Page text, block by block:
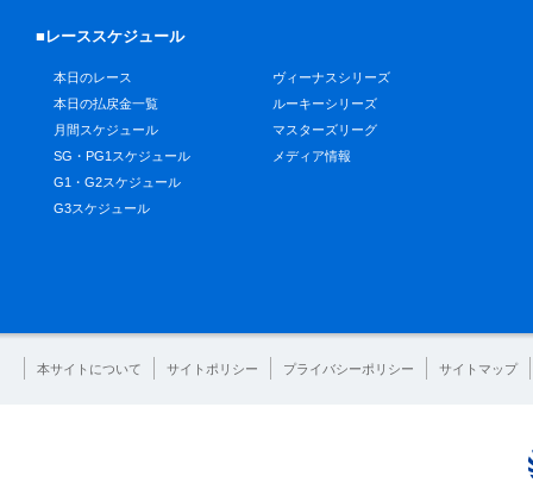
■レーススケジュール
本日のレース
本日の払戻金一覧
月間スケジュール
SG・PG1スケジュール
G1・G2スケジュール
G3スケジュール
ヴィーナスシリーズ
ルーキーシリーズ
マスターズリーグ
メディア情報
本サイトについて サイトポリシー プライバシーポリシー サイトマップ